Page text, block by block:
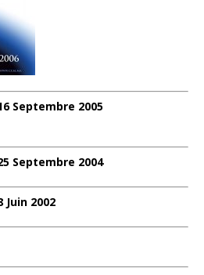
Septembre 2005
Septembre 2004
2002